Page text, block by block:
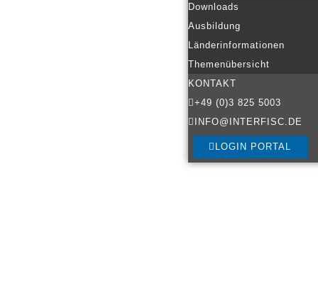
Downloads
Ausbildung
Länderinformationen
Themenübersicht
KONTAKT
+49 (0)3 825 5003
INFO@INTERFISC.DE
LOGIN PORTAL